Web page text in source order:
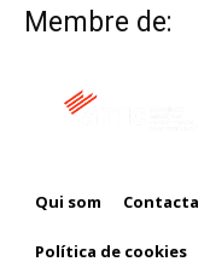
Membre de:
Qui som Contacta
Política de cookies